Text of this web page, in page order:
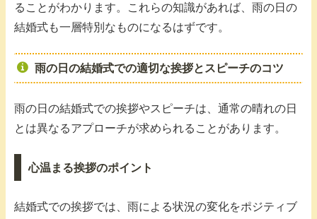
ることがわかります。これらの知識があれば、雨の日の
結婚式も一層特別なものになるはずです。
雨の日の結婚式での適切な挨拶とスピーチのコツ
雨の日の結婚式での挨拶やスピーチは、通常の晴れの日
とは異なるアプローチが求められることがあります。
心温まる挨拶のポイント
結婚式での挨拶では、雨による状況の変化をポジティブ